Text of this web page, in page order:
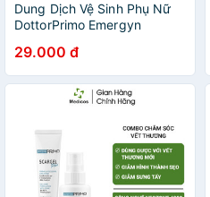
Dung Dịch Vệ Sinh Phụ Nữ
DottorPrimo Emergyn
29.000 đ